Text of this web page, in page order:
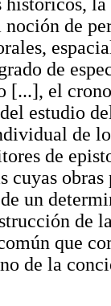
noción de
de
[...], el
estudio
de
de
cuyas
un
de
que
de la